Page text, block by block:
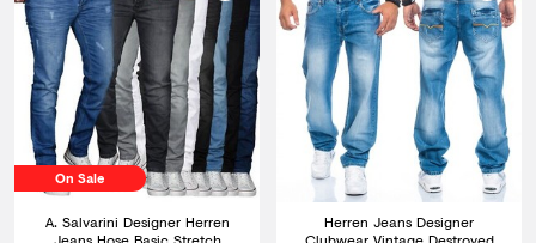
On Sale
A. Salvarini Designer Herren
Herren Jeans Designer